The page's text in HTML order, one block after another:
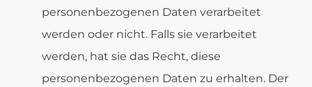
personenbezogenen Daten verarbeitet
werden oder nicht. Falls sie verarbeitet
werden, hat sie das Recht, diese
personenbezogenen Daten zu erhalten. Der